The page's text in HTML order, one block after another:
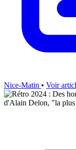
Nice-Matin • Voir